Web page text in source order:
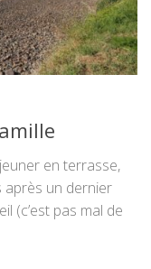
en terrasse,
après un dernier
(c’est pas mal de